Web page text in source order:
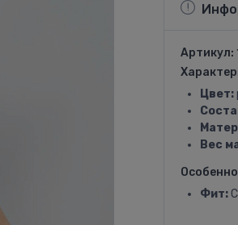
Артикул:
Цвет:
Вес
Фит: